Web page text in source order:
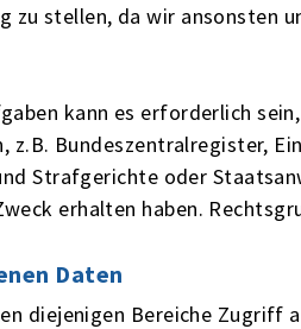
zu stellen, da wir ansonsten
kann es erforderlich
z.B. Bundeszentralregister,
Strafgerichte oder
erhalten haben.
Daten
diejenigen Bereiche Zugriff